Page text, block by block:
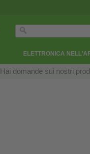
ELETTRONICA
Hai domande sui nostri